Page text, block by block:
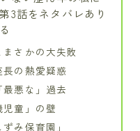
3話をネタバレあり
さかの大失敗
の熱愛疑惑
悪な」過去
童」の壁
み保育園」